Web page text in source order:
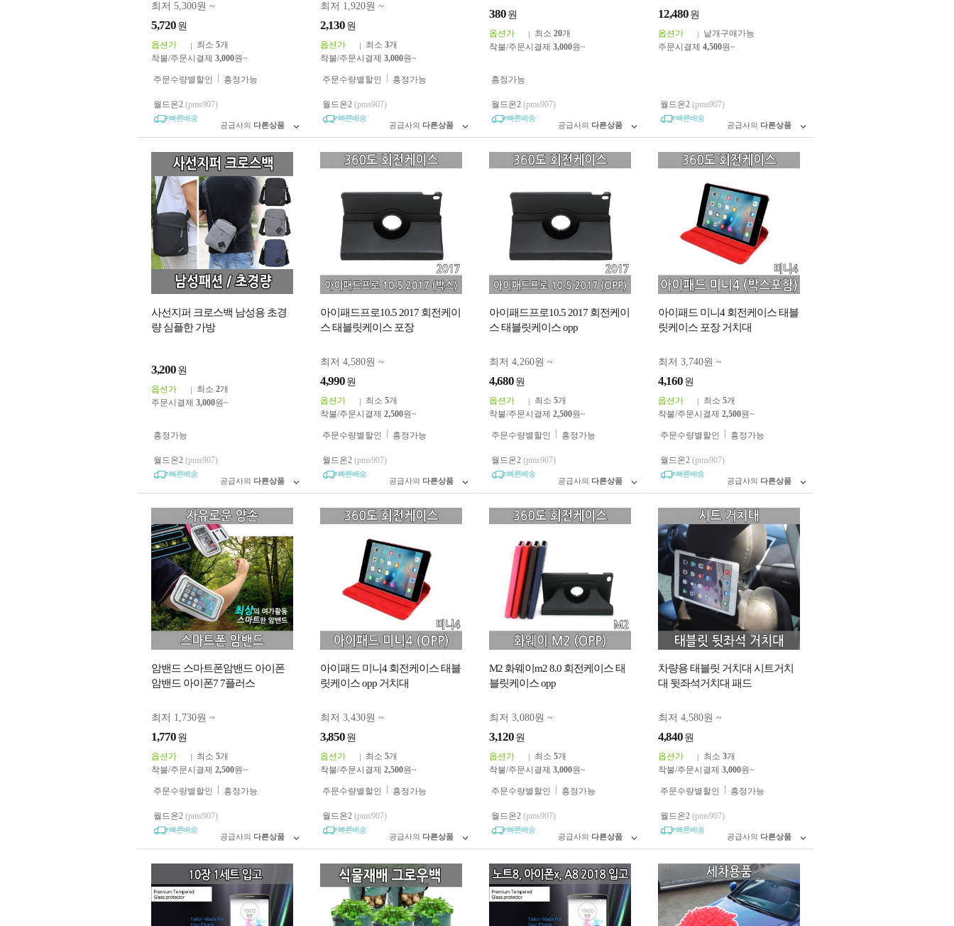
최저 5,300원 ~
5,720 원
옵션가 최소 5개
착불/주문시결제 3,000원~
주문수량별할인 흥정가능
월드온2 (pms907)
빠른배송
공급사의 다른상품
최저 1,920원 ~
2,130 원
옵션가 최소 3개
착불/주문시결제 3,000원~
주문수량별할인 흥정가능
월드온2 (pms907)
빠른배송
공급사의 다른상품
380 원
옵션가 최소 20개
착불/주문시결제 3,000원~
흥정가능
월드온2 (pms907)
빠른배송
공급사의 다른상품
12,480 원
옵션가
낱개구매가능
주문시결제 4,500원~
월드온2 (pms907)
빠른배송
공급사의 다른상품
사선지퍼 크로스백 남성용 초경
량 심플한 가방
3,200 원
옵션가 최소 2개
주문시결제 3,000원~
흥정가능
월드온2 (pms907)
빠른배송
공급사의 다른상품
아이패드프로10.5 2017 회전케이
스 태블릿케이스 포장
최저 4,580원 ~
4,990 원
옵션가 최소 5개
착불/주문시결제 2,500원~
주문수량별할인 흥정가능
월드온2 (pms907)
빠른배송
공급사의 다른상품
아이패드프로10.5 2017 회전케이
스 태블릿케이스 opp
최저 4,260원 ~
4,680 원
옵션가 최소 5개
착불/주문시결제 2,500원~
주문수량별할인 흥정가능
월드온2 (pms907)
빠른배송
공급사의 다른상품
아이패드 미니4 회전케이스 태블
릿케이스 포장 거치대
최저 3,740원 ~
4,160 원
옵션가 최소 5개
착불/주문시결제 2,500원~
주문수량별할인 흥정가능
월드온2 (pms907)
빠른배송
공급사의 다른상품
암밴드 스마트폰암밴드 아이폰
암밴드 아이폰7 7플러스
최저 1,730원 ~
1,770 원
옵션가 최소 5개
착불/주문시결제 2,500원~
주문수량별할인 흥정가능
월드온2 (pms907)
빠른배송
공급사의 다른상품
아이패드 미니4 회전케이스 태블
릿케이스 opp 거치대
최저 3,430원 ~
3,850 원
옵션가 최소 5개
착불/주문시결제 2,500원~
주문수량별할인 흥정가능
월드온2 (pms907)
빠른배송
공급사의 다른상품
M2 화웨이m2 8.0 회전케이스 태
블릿케이스 opp
최저 3,080원 ~
3,120 원
옵션가 최소 5개
착불/주문시결제 3,000원~
주문수량별할인 흥정가능
월드온2 (pms907)
빠른배송
공급사의 다른상품
차량용 태블릿 거치대 시트거치
대 뒷좌석거치대 패드
최저 4,580원 ~
4,840 원
옵션가 최소 3개
착불/주문시결제 3,000원~
주문수량별할인 흥정가능
월드온2 (pms907)
빠른배송
공급사의 다른상품